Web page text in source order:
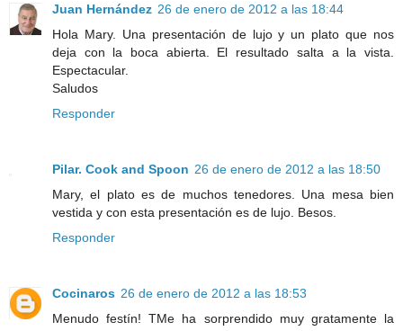
Juan Hernández 26 de enero de 2012 a las 18:44
Hola Mary. Una presentación de lujo y un plato que nos
deja con la boca abierta. El resultado salta a la vista.
Espectacular.
Saludos
Responder
Pilar. Cook and Spoon 26 de enero de 2012 a las 18:50
Mary, el plato es de muchos tenedores. Una mesa bien
vestida y con esta presentación es de lujo. Besos.
Responder
Cocinaros 26 de enero de 2012 a las 18:53
Menudo festín! TMe ha sorprendido muy gratamente la